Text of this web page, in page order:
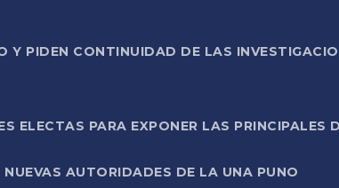
Y PIDEN CONTINUIDAD DE LAS
ELECTAS PARA EXPONER LAS PRINCIPALES
AUTORIDADES DE LA UNA PUNO